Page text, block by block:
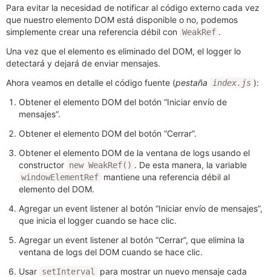
Para evitar la necesidad de notificar al código externo cada vez
que nuestro elemento DOM está disponible o no, podemos
simplemente crear una referencia débil con WeakRef .
Una vez que el elemento es eliminado del DOM, el logger lo
detectará y dejará de enviar mensajes.
Ahora veamos en detalle el código fuente (pestaña index.js ):
Obtener el elemento DOM del botón “Iniciar envío de
mensajes”.
Obtener el elemento DOM del botón “Cerrar”.
Obtener el elemento DOM de la ventana de logs usando el
constructor new WeakRef() . De esta manera, la variable
windowElementRef mantiene una referencia débil al
elemento del DOM.
Agregar un event listener al botón “Iniciar envío de mensajes”,
que inicia el logger cuando se hace clic.
Agregar un event listener al botón “Cerrar”, que elimina la
ventana de logs del DOM cuando se hace clic.
Usar setInterval
para mostrar un nuevo mensaje cada